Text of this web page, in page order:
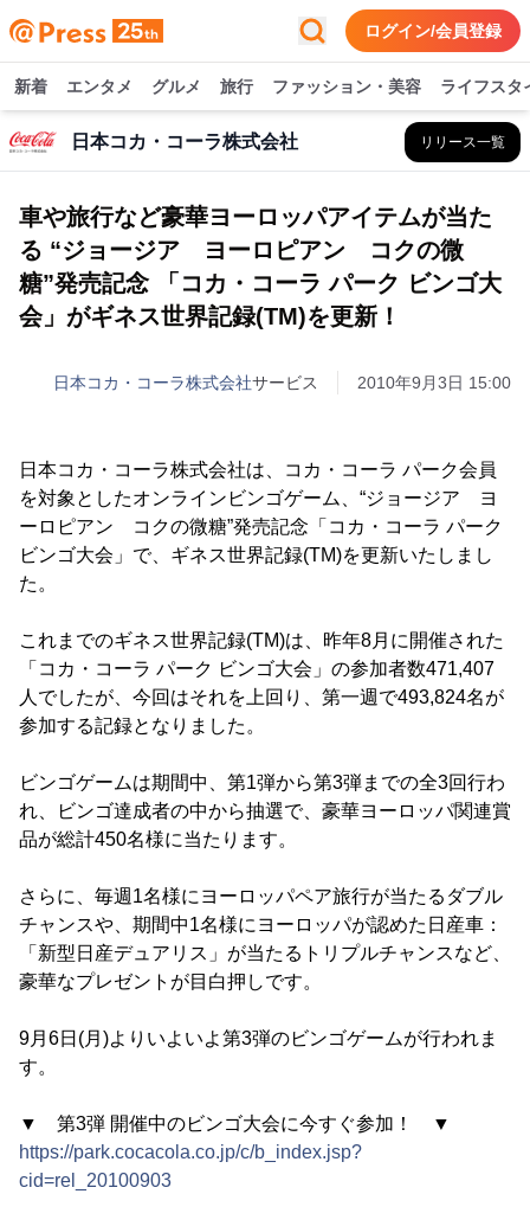
ログイン/会員登録
新着 エンタメ グルメ 旅行 ファッション・美容 ライフスタ
日本コカ・コーラ株式会社 リリース一覧
車や旅行など豪華ヨーロッパアイテムが当た
る “ジョージア ヨーロピアン コクの微
糖”発売記念 「コカ・コーラ パーク ビンゴ大
会」がギネス世界記録(TM)を更新！
日本コカ・コーラ株式会社サービス 2010年9月3日 15:00
日本コカ・コーラ株式会社は、コカ・コーラ パーク会員
を対象としたオンラインビンゴゲーム、“ジョージア ヨ
ーロピアン コクの微糖”発売記念「コカ・コーラ パーク
ビンゴ大会」で、ギネス世界記録(TM)を更新いたしまし
た。
これまでのギネス世界記録(TM)は、昨年8月に開催された
「コカ・コーラ パーク ビンゴ大会」の参加者数471,407
人でしたが、今回はそれを上回り、第一週で493,824名が
参加する記録となりました。
ビンゴゲームは期間中、第1弾から第3弾までの全3回行わ
れ、ビンゴ達成者の中から抽選で、豪華ヨーロッパ関連賞
品が総計450名様に当たります。
さらに、毎週1名様にヨーロッパペア旅行が当たるダブル
チャンスや、期間中1名様にヨーロッパが認めた日産車：
「新型日産デュアリス」が当たるトリプルチャンスなど、
豪華なプレゼントが目白押しです。
9月6日(月)よりいよいよ第3弾のビンゴゲームが行われま
す。
▼ 第3弾 開催中のビンゴ大会に今すぐ参加！ ▼
https://park.cocacola.co.jp/c/b_index.jsp?
cid=rel_20100903